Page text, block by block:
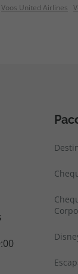
Voos United Airlines